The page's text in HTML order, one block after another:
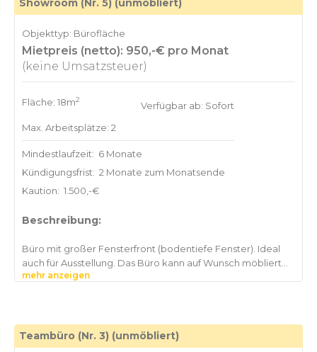
Showroom (Nr. 5) (unmöbliert)
Objekttyp: Bürofläche
Mietpreis (netto): 950,-€ pro Monat
(keine Umsatzsteuer)
Fläche: 18m2
Max. Arbeitsplätze: 2
Verfügbar ab: Sofort
Mindestlaufzeit: 6 Monate
Kündigungsfrist: 2 Monate zum Monatsende
Kaution: 1.500,-€
Beschreibung:
Büro mit großer Fensterfront (bodentiefe Fenster). Ideal
auch für Ausstellung. Das Büro kann auf Wunsch möbliert
mehr anzeigen
Teambüro (Nr. 3) (unmöbliert)